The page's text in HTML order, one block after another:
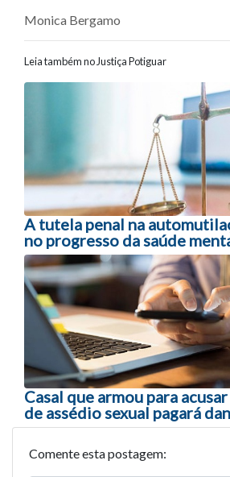
Monica Bergamo
Leia também no Justiça Potiguar
Navegação entre
A tutela penal na
no progresso da saúde
Casal que armou para
de assédio sexual pagará
Comente esta postagem: